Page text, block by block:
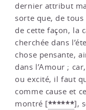
dernier attribut
sorte que, de
de cette façon, la
cherchée dans
chose pensante,
dans l’Amour ;
ou excité, il faut
comme cause et
montré [******],